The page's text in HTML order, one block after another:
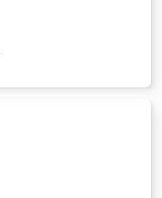
真是這麼想的。 家
令騰然被真武大
望是繼承家業當乩
警校及格邊緣畢
讓老鳥學長上門逮
軌分局新成立的特
辰修跟學長們一樣
尋人，卻恰巧看見
子鹼，雙星搭檔
還地下，壞人終
，失明父親的祈
抓不到凶嫌？別擔
，揪出壞蛋元神
」雙面彩色拉頁
畢業